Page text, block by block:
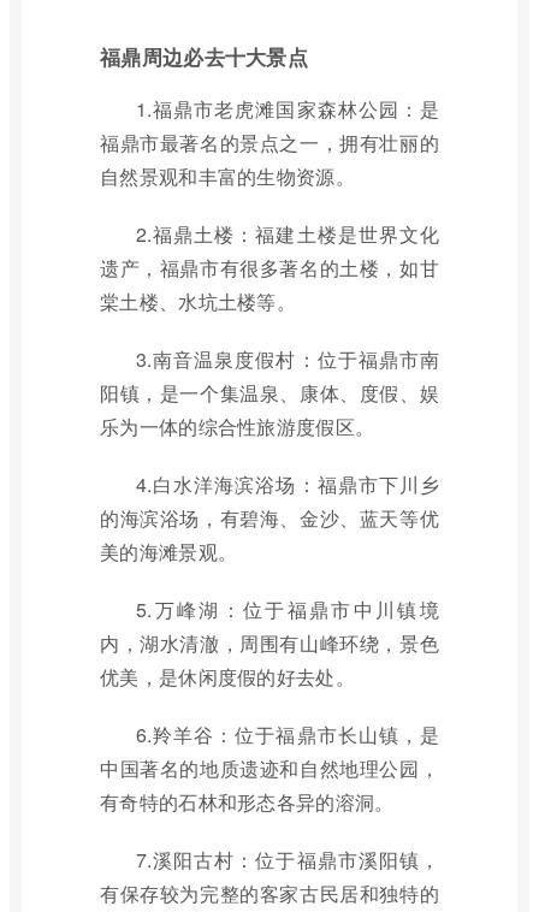
福鼎周边必去十大景点
1.福鼎市老虎滩国家森林公园：是
福鼎市最著名的景点之一，拥有壮丽的
自然景观和丰富的生物资源。
2.福鼎土楼：福建土楼是世界文化
遗产，福鼎市有很多著名的土楼，如甘
棠土楼、水坑土楼等。
3.南音温泉度假村：位于福鼎市南
阳镇，是一个集温泉、康体、度假、娱
乐为一体的综合性旅游度假区。
4.白水洋海滨浴场：福鼎市下川乡
的海滨浴场，有碧海、金沙、蓝天等优
美的海滩景观。
5.万峰湖：位于福鼎市中川镇境
内，湖水清澈，周围有山峰环绕，景色
优美，是休闲度假的好去处。
6.羚羊谷：位于福鼎市长山镇，是
中国著名的地质遗迹和自然地理公园，
有奇特的石林和形态各异的溶洞。
7.溪阳古村：位于福鼎市溪阳镇，
有保存较为完整的客家古民居和独特的